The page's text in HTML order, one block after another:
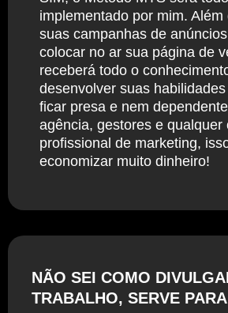
implementado por mim.
suas campanhas de
colocar no ar sua página de
receberá todo o
desenvolver suas
ficar presa e nem
agência, gestores e qualquer
profissional de marketing,
economizar muito dinheiro!
NÃO SEI COMO
TRABALHO, SERVE